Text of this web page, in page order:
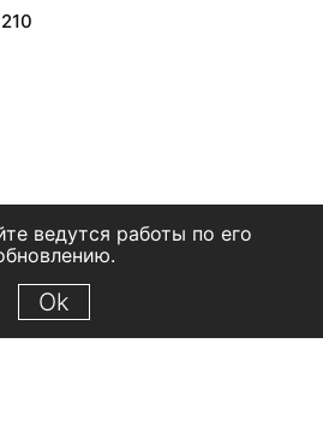
ведутся работы по его
Ok